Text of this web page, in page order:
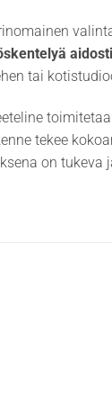
tai
tekee
on tukeva